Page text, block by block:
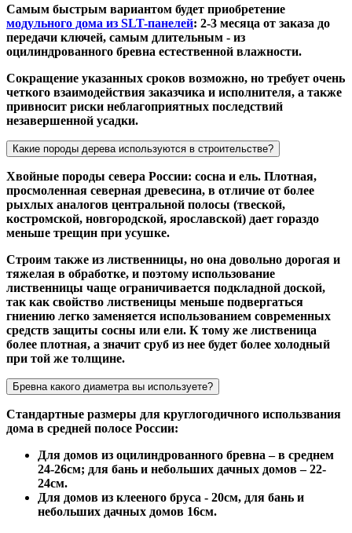
Самым быстрым вариантом будет приобретение
модульного дома из SLT-панелей: 2-3 месяца от заказа до
передачи ключей, самым длительным - из
оцилиндрованного бревна естественной влажности.
Сокращение указанных сроков возможно, но требует очень
четкого взаимодействия заказчика и исполнителя, а также
привносит риски неблагоприятных последствий
незавершенной усадки.
Какие породы дерева используются в строительстве?
Хвойные породы севера России: сосна и ель. Плотная,
просмоленная северная древесина, в отличие от более
рыхлых аналогов центральной полосы (твеской,
костромской, новгородской, ярославской) дает гораздо
меньше трещин при усушке.
Строим также из лиственницы, но она довольно дорогая и
тяжелая в обработке, и поэтому использование
лиственницы чаще ограничивается подкладной доской,
так как свойство лиственицы меньше подвергаться
гниению легко заменяется использованием современных
средств защиты сосны или ели. К тому же лиственица
более плотная, а значит сруб из нее будет более холодный
при той же толщине.
Бревна какого диаметра вы используете?
Стандартные размеры для круглогодичного использвания
дома в средней полосе России:
Для домов из оцилиндрованного бревна – в среднем
24-26см; для бань и небольших дачных домов – 22-
24см.
Для домов из клееного бруса - 20см, для бань и
небольших дачных домов 16см.